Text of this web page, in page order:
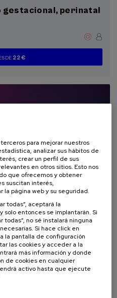
gestacional, perinatal
... 22 €
Últimas
plazas
Gratuito
Fecha
pasada
Lista
de
Plazo
de
CURSO DE VERANO
machista: de la
25 €
para mejorar nuestros
analizar sus hábitos de
crear un perfil de sus
en otros sitios. Esto nos
que ofrecemos y obtener
suscitan interés,
página web y su seguridad.
todas”, aceptará la
solo entonces se implantarán. Si
todas”, no sé instalará ninguna
Si hace click en
la pantalla de configuración
las cookies y acceder a la
más información y donde
de cookies en cualquier
activo hasta que ejecute